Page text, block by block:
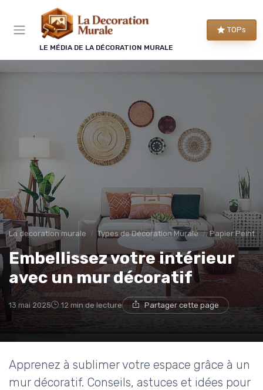
LE MÉDIA DE LA DÉCORATION MURALE
TOPs
La decoration murale Types de Décoration Murale Papier Peint
Embellissez votre intérieur
avec un mur décoratif
13 mai 2025 12 min de lecture Partager cette page
Apprenez à sublimer votre espace grâce à un
mur décoratif. Conseils, astuces et idées pour
Panneau de gestion des cookies